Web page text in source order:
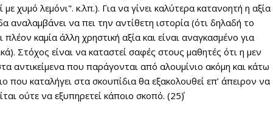
χυμό λεμόνι". κ.λπ.). Για να γίνει καλύτερα κατανοητή η αξία
αναλαμβάνει να πει την αντίθετη ιστορία (ότι δηλαδή το
καμία άλλη χρηστική αξία και είναι αναγκασμένο για
Στόχος είναι να καταστεί σαφές στους μαθητές ότι η μεν
αντικείμενα που παράγονται από αλουμίνιο ακόμη και κάτω
που καταλήγει στα σκουπίδια θα εξακολουθεί επ’ άπειρον να
ούτε να εξυπηρετεί κάποιο σκοπό. (25΄)